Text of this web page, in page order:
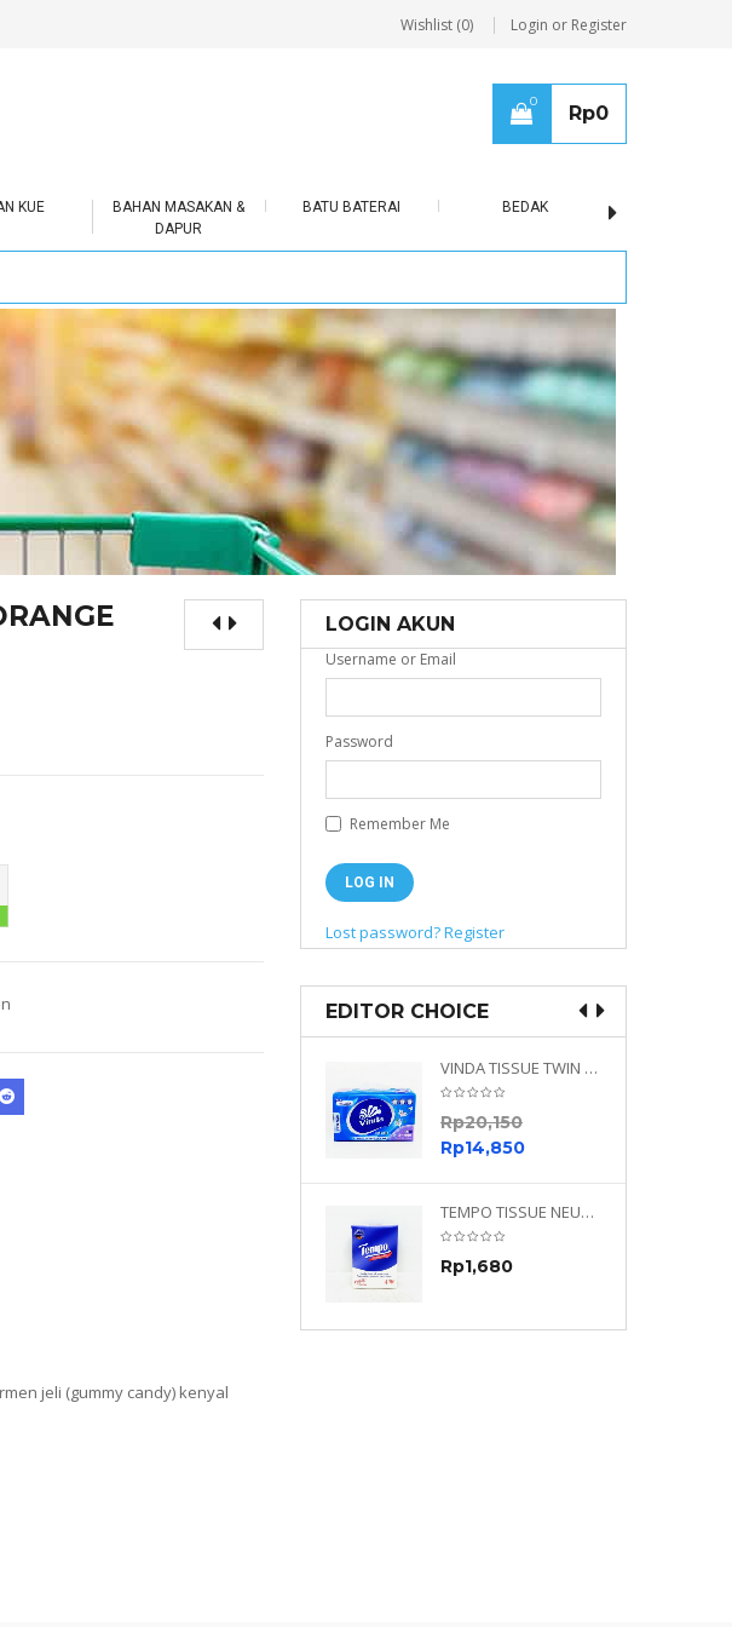
Wishlist (0) Login or Register
0
Rp0
KUE
BAHAN MASAKAN &
DAPUR
BATU BATERAI BEDAK
jeli (gummy candy) kenyal
LOGIN AKUN
Username or Email
Password
Remember Me
Lost password?Register
EDITOR CHOICE
VINDA TISSUE TWIN PACK 2 X 330 S
Rp20,150
Rp14,850
TEMPO TISSUE NEUTRAL PETIT 4PLY
Rp1,680